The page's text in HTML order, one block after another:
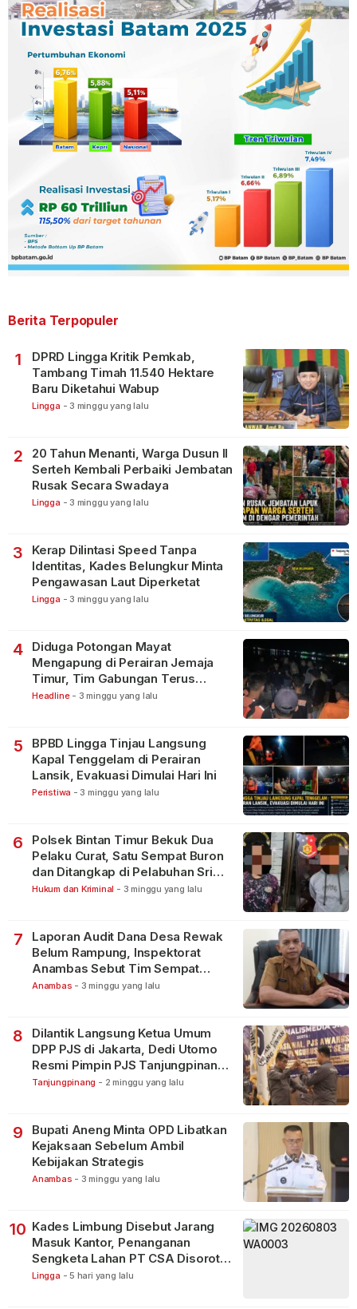
Berita Terpopuler
1
DPRD Lingga Kritik Pemkab,
Tambang Timah 11.540 Hektare
Baru Diketahui Wabup
Lingga - 3 minggu yang lalu
2
20 Tahun Menanti, Warga Dusun II
Serteh Kembali Perbaiki Jembatan
Rusak Secara Swadaya
Lingga - 3 minggu yang lalu
3
Kerap Dilintasi Speed Tanpa
Identitas, Kades Belungkur Minta
Pengawasan Laut Diperketat
Lingga - 3 minggu yang lalu
4
Diduga Potongan Mayat
Mengapung di Perairan Jemaja
Timur, Tim Gabungan Terus
Lakukan Pencarian
Headline - 3 minggu yang lalu
5
BPBD Lingga Tinjau Langsung
Kapal Tenggelam di Perairan
Lansik, Evakuasi Dimulai Hari Ini
Peristiwa - 3 minggu yang lalu
6
Polsek Bintan Timur Bekuk Dua
Pelaku Curat, Satu Sempat Buron
dan Ditangkap di Pelabuhan Sri
Bintan Pura
Hukum dan Kriminal - 3 minggu yang lalu
7
Laporan Audit Dana Desa Rewak
Belum Rampung, Inspektorat
Anambas Sebut Tim Sempat
Terbagi Tangani Kasus Lain
Anambas - 3 minggu yang lalu
8
Dilantik Langsung Ketua Umum
DPP PJS di Jakarta, Dedi Utomo
Resmi Pimpin PJS Tanjungpinang-
Bintan
Tanjungpinang - 2 minggu yang lalu
9
Bupati Aneng Minta OPD Libatkan
Kejaksaan Sebelum Ambil
Kebijakan Strategis
Anambas - 3 minggu yang lalu
10 Kades Limbung Disebut Jarang
Masuk Kantor, Penanganan
Sengketa Lahan PT CSA Disorot
Warga
Lingga - 5 hari yang lalu